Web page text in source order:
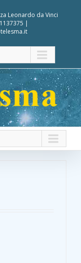
Leonardo da Vinci
|